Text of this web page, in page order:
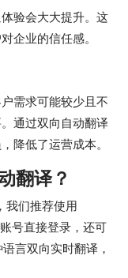
验会大大提升。这
企业的信任感。
需求可能较少且不
通过双向自动翻译
降低了运营成本。
翻译？
我们推荐使用
号直接登录，还可
言双向实时翻译，